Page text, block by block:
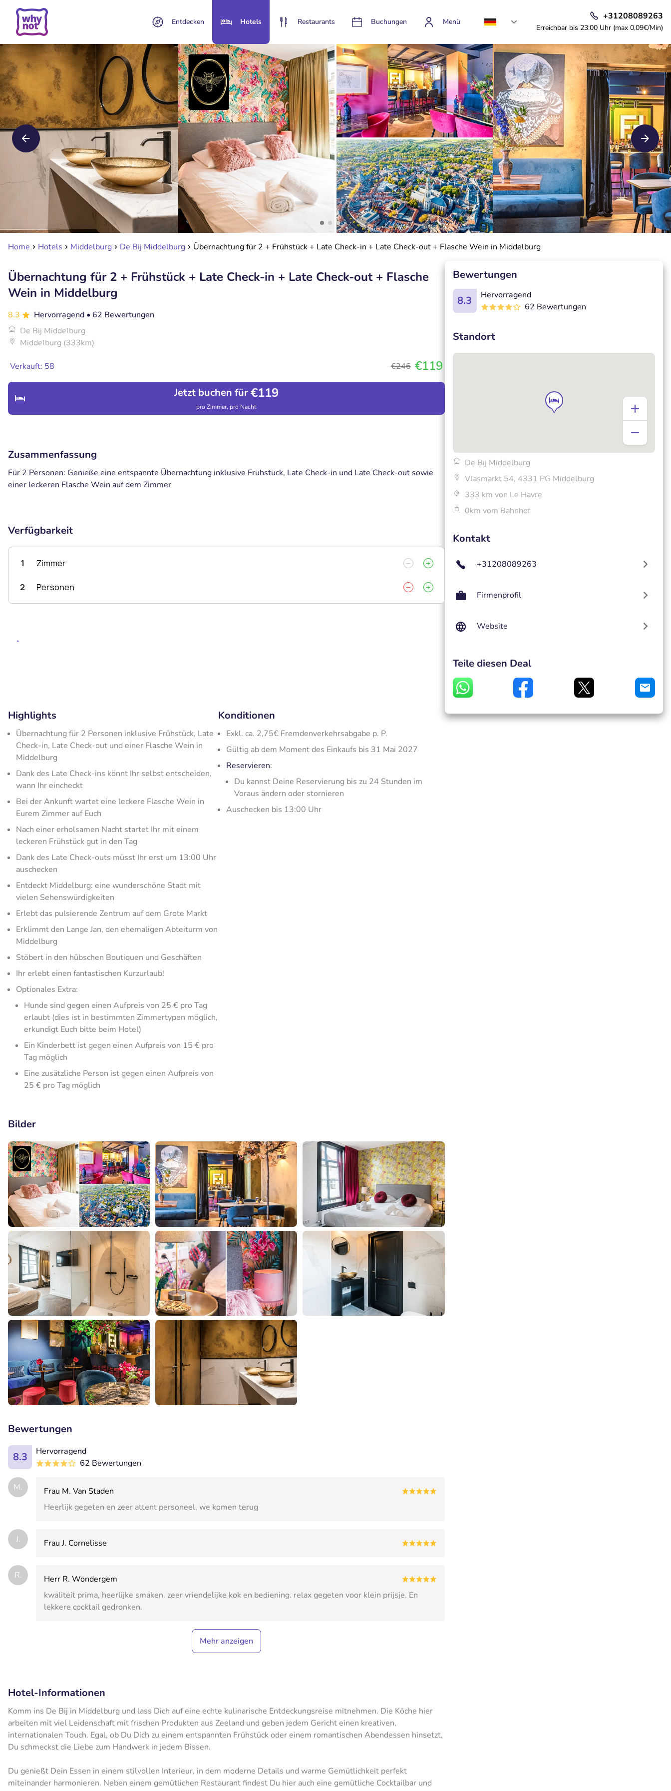
Entdecken Hotels Restaurants Buchungen Menü
+31208089263
Erreichbar bis 23:00 Uhr (max 0,09€/Min)
Home Hotels Middelburg De Bij Middelburg Übernachtung für 2 + Frühstück + Late Check-in + Late Check-out + Flasche Wein in Middelburg
Übernachtung für 2 + Frühstück + Late Check-in + Late Check-out + Flasche
Wein in Middelburg
8.3 Hervorragend • 62 Bewertungen
De Bij Middelburg
Middelburg (333km)
Verkauft: 58 €246 €119
Jetzt buchen für€119
pro Zimmer, pro Nacht
Zusammenfassung
Für 2 Personen: Genieße eine entspannte Übernachtung inklusive Frühstück, Late Check-in und Late Check-out sowie
einer leckeren Flasche Wein auf dem Zimmer
Verfügbarkeit
1 Zimmer
2 Personen
Highlights
Übernachtung für 2 Personen inklusive Frühstück, Late
Check-in, Late Check-out und einer Flasche Wein in
Middelburg
Dank des Late Check-ins könnt Ihr selbst entscheiden,
wann Ihr eincheckt
Bei der Ankunft wartet eine leckere Flasche Wein in
Eurem Zimmer auf Euch
Nach einer erholsamen Nacht startet Ihr mit einem
leckeren Frühstück gut in den Tag
Dank des Late Check-outs müsst Ihr erst um 13:00 Uhr
auschecken
Entdeckt Middelburg: eine wunderschöne Stadt mit
vielen Sehenswürdigkeiten
Erlebt das pulsierende Zentrum auf dem Grote Markt
Erklimmt den Lange Jan, den ehemaligen Abteiturm von
Middelburg
Stöbert in den hübschen Boutiquen und Geschäften
Ihr erlebt einen fantastischen Kurzurlaub!
Optionales Extra:
Hunde sind gegen einen Aufpreis von 25 € pro Tag
erlaubt (dies ist in bestimmten Zimmertypen möglich,
erkundigt Euch bitte beim Hotel)
Ein Kinderbett ist gegen einen Aufpreis von 15 € pro
Tag möglich
Eine zusätzliche Person ist gegen einen Aufpreis von
25 € pro Tag möglich
Konditionen
Exkl. ca. 2,75€ Fremdenverkehrsabgabe p. P.
Gültig ab dem Moment des Einkaufs bis 31 Mai 2027
Reservieren:
Du kannst Deine Reservierung bis zu 24 Stunden im
Voraus ändern oder stornieren
Auschecken bis 13:00 Uhr
Bilder
Bewertungen
8.3
Hervorragend
62 Bewertungen
M.
Frau M. Van Staden
Heerlijk gegeten en zeer attent personeel, we komen terug
J. Frau J. Cornelisse
R.
Herr R. Wondergem
kwaliteit prima, heerlijke smaken. zeer vriendelijke kok en bediening. relax gegeten voor klein prijsje. En
lekkere cocktail gedronken.
Mehr anzeigen
Hotel-Informationen
Komm ins De Bij in Middelburg und lass Dich auf eine echte kulinarische Entdeckungsreise mitnehmen. Die Köche hier
arbeiten mit viel Leidenschaft mit frischen Produkten aus Zeeland und geben jedem Gericht einen kreativen,
internationalen Touch. Egal, ob Du Dich zu einem entspannten Frühstück oder einem romantischen Abendessen hinsetzt,
Du schmeckst die Liebe zum Handwerk in jedem Bissen.
Du genießt Dein Essen in einem stilvollen Interieur, in dem moderne Details und warme Gemütlichkeit perfekt
miteinander harmonieren. Neben einem gemütlichen Restaurant findest Du hier auch eine gemütliche Cocktailbar und
Bewertungen
8.3
Hervorragend
62 Bewertungen
Standort
De Bij Middelburg
Vlasmarkt 54, 4331 PG Middelburg
333 km von Le Havre
0km vom Bahnhof
Kontakt
+31208089263
Firmenprofil
Website
Teile diesen Deal